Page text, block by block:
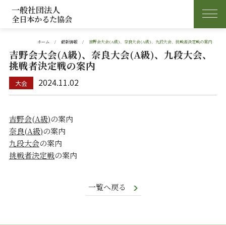
一般社団法人
全日本かるた協会
ホーム 最新情報 吉野会大会(A級)、奈良大会(A級)、九段大会、挑戦者決定戦の案内
吉野会大会(A級)、奈良大会(A級)、九段大会、
挑戦者決定戦の案内
2024.11.02
吉野会(A級)の案内
奈良(A級)の案内
九段大会の案内
挑戦者決定戦の案内
一覧へ戻る